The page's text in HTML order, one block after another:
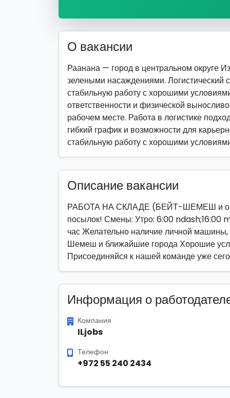
О вакансии
Раанана — город в центральном округе
зелеными насаждениями. Логистический
стабильную работу с хорошими
ответственности и физической
рабочем месте. Работа в логистике
гибкий график и возможности для
стабильную работу с хорошими
Описание вакансии
РАБОТА НА СКЛАДЕ (БЕЙТ-ШЕМЕШ и
посылок! Смены: Утро: 6:00 ndash;16:00
час Желательно наличие личной
Шемеш и ближайшие города Хорошие
Присоединяйся к нашей команде уже
Информация о
Компания
ILjobs
Телефон
+972 55 240 2434